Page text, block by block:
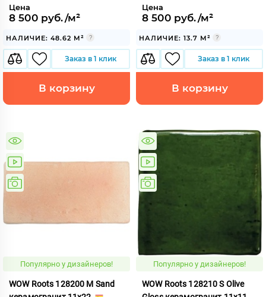
Цена
8 500 руб./м²
НАЛИЧИЕ: 48.62 М²
Заказ в 1 клик
В корзину
Цена
8 500 руб./м²
НАЛИЧИЕ: 13.7 М²
Заказ в 1 клик
В корзину
Популярно у дизайнеров!
WOW Roots 128200 M Sand
Популярно у дизайнеров!
WOW Roots 128210 S Olive